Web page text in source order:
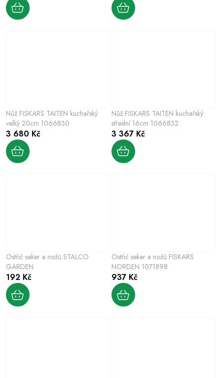
Nůž FISKARS TAITEN kuchařský
velký 20cm 1066830
3 680 Kč
Nůž FISKARS TAITEN kuchařský
střední 16cm 1066832
3 367 Kč
Ostřič seker a nožů STALCO
GARDEN
192 Kč
Ostřič seker a nožů FISKARS
NORDEN 1071898
937 Kč